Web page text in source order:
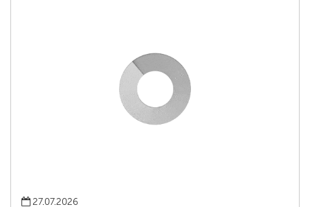
27.07.2026